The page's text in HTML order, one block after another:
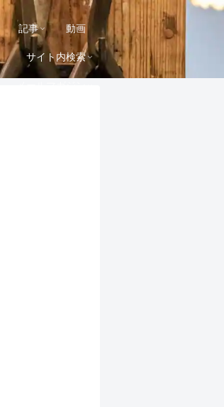
記事 動画
サイト内検索